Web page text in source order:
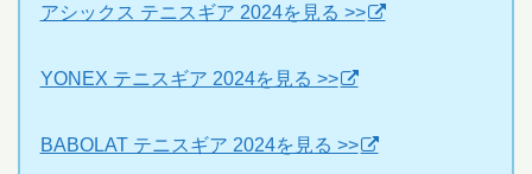
アシックス テニスギア 2024を見る >>
YONEX テニスギア 2024を見る >>
BABOLAT テニスギア 2024を見る >>